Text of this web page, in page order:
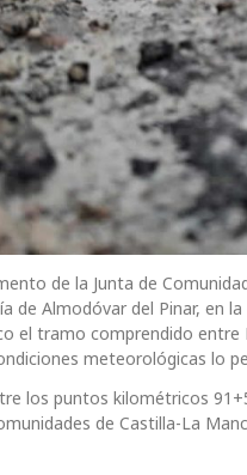
de la Junta de
de Almodóvar del Pinar, en
el tramo comprendido
meteorológicas lo
los puntos kilométricos
de Castilla-La